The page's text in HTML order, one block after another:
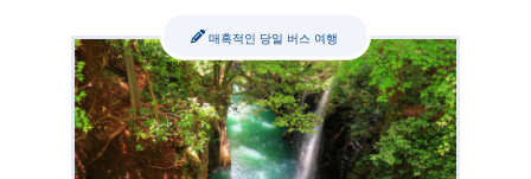
매혹적인 당일 버스 여행